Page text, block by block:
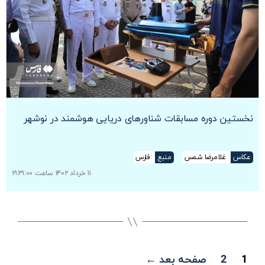
نخستین دوره مسابقات شناورهای دریایی هوشمند در نوشهر
عکاس غلامرضا شمس منبع
فارس
۱۱ خرداد ۱۴۰۲ ساعت ۲۱:۳۱:۰۰
صفحه‌بندی
1
2 صفحه بعد ←